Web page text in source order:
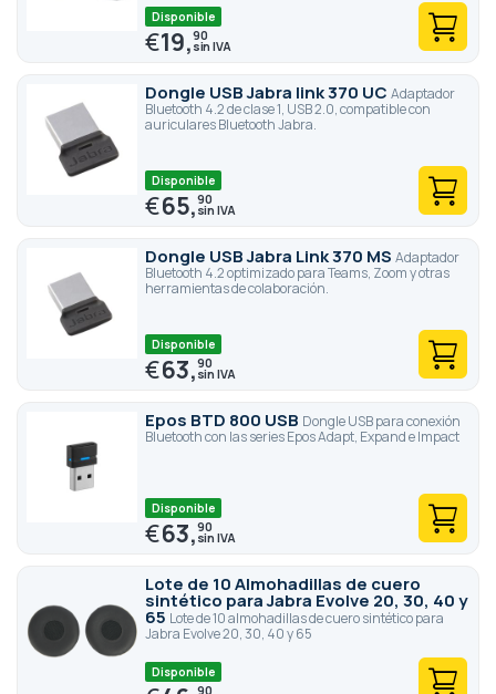
Disponible
€19,90
Dongle USB Jabra link 370 UC Adaptador
Bluetooth 4.2 de clase 1, USB 2.0, compatible con
auriculares Bluetooth Jabra.
Disponible
€65,90
Dongle USB Jabra Link 370 MS Adaptador
Bluetooth 4.2 optimizado para Teams, Zoom y otras
herramientas de colaboración.
Disponible
€63,90
Epos BTD 800 USB Dongle USB para conexión
Bluetooth con las series Epos Adapt, Expand e Impact
Disponible
€63,90
Lote de 10 Almohadillas de cuero
sintético para Jabra Evolve 20, 30, 40 y
65 Lote de 10 almohadillas de cuero sintético para
Jabra Evolve 20, 30, 40 y 65
Disponible
90